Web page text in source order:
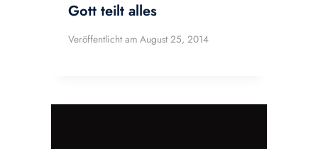
Gott teilt alles
Veröffentlicht am August 25, 2014